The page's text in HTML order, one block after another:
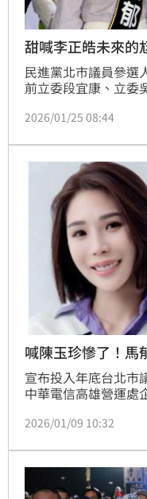
甜喊李正皓未來
民進黨北市議員參選
前立委段宜康、立委
賢蔚、簡舒培，北市
我成為勇敢、堅強模
在且用最溫柔的方式
2026/01/25 08:44
喊陳玉珍慘了！馬
宣布投入年底台北市
中華電信高雄營運處
案，施壓喬官的行徑
華電信工會已正式行
事關說案，她也會跟
利、藉勢藉端勒索等
2026/01/09 10:32